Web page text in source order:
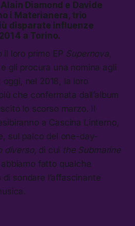
Diamond e Davide
i Materianera, trio
disparate influenze
a Torino.
il loro primo EP Supernova,
gli procura una nomina agli
nel 2018, la loro
che confermata dall’album
lo scorso marzo. Il
a Cascina Linterno,
sul palco del one-day-
diverso, di cui the Submarine
fatto qualche
sondare l’affascinante